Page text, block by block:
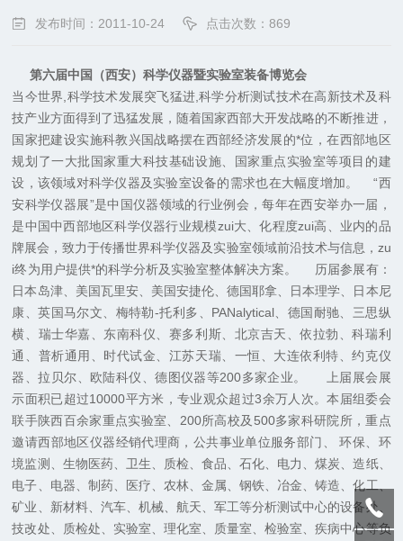
发布时间：2011-10-24 点击次数：869
第六届中国（西安）科学仪器暨实验室装备博览会
当今世界,科学技术发展突飞猛进,科学分析测试技术在高新技术及科
技产业方面得到了迅猛发展，随着国家西部大开发战略的不断推进，
国家把建设实施科教兴国战略摆在西部经济发展的*位，在西部地区
规划了一大批国家重大科技基础设施、国家重点实验室等项目的建
设，该领域对科学仪器及实验室设备的需求也在大幅度增加。 “西
安科学仪器展”是中国仪器领域的行业例会，每年在西安举办一届，
是中国中西部地区科学仪器行业规模zui大、化程度zui高、业内的品
牌展会，致力于传播世界科学仪器及实验室领域前沿技术与信息，zu
i终为用户提供*的科学分析及实验室整体解决方案。 历届参展有：
日本岛津、美国瓦里安、美国安捷伦、德国耶拿、日本理学、日本尼
康、英国马尔文、梅特勒-托利多、PANalytical、德国耐驰、三思纵
横、瑞士华嘉、东南科仪、赛多利斯、北京吉天、依拉勃、科瑞利
通、普析通用、时代试金、江苏天瑞、一恒、大连依利特、约克仪
器、拉贝尔、欧陆科仪、德图仪器等200多家企业。 上届展会展
示面积已超过10000平方米，专业观众超过3余万人次。本届组委会
联手陕西百余家重点实验室、200所高校及500多家科研院所，重点
邀请西部地区仪器经销代理商，公共事业单位服务部门、 环保、环
境监测、生物医药、卫生、质检、食品、石化、电力、煤炭、造纸、
电子、电器、制药、医疗、农林、金属、钢铁、冶金、铸造、化工、
矿业、新材料、汽车、机械、航天、军工等分析测试中心的设备处、
技改处、质检处、实验室、理化室、质量室、检验室、疾病中心等负